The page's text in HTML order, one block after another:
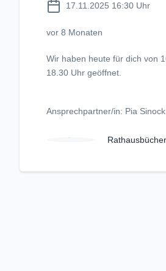
17.11.2025 16:30 Uhr
vor 8 Monaten
Wir haben heute für dich von
18.30 Uhr geöffnet.
Ansprechpartner/in: Pia Sinock